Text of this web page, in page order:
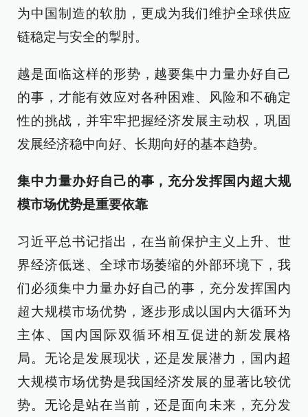
为中国制造的软肋，更成为我们维护全球供应
链稳定与安全的掣肘。
越是面临这样的形势，越要集中力量办好自己
的事，才能有效应对各种困难、风险和不确定
性的挑战，并牢牢把握经济发展主动权，巩固
发展经济稳中向好、长期向好的基本趋势。
集中力量办好自己的事，充分发挥国内超大规
模市场优势是重要依靠
习近平总书记指出，在当前保护主义上升、世
界经济低迷、全球市场萎缩的外部环境下，我
们必须集中力量办好自己的事，充分发挥国内
超大规模市场优势，逐步形成以国内大循环为
主体、国内国际双循环相互促进的新发展格
局。无论是发展现状，还是发展潜力，国内超
大规模市场优势是我国经济发展的显著比较优
势。无论是站在当前，还是面向未来，充分发